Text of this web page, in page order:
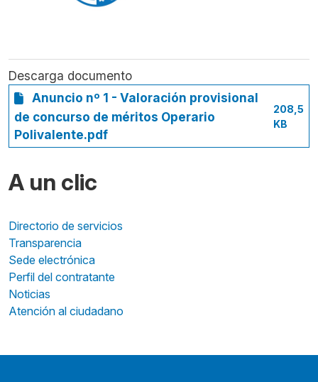
Descarga documento
Anuncio nº 1 - Valoración provisional
de concurso de méritos Operario
Polivalente.pdf
208,5
KB
A un clic
Directorio de servicios
Transparencia
Sede electrónica
Perfil del contratante
Noticias
Atención al ciudadano